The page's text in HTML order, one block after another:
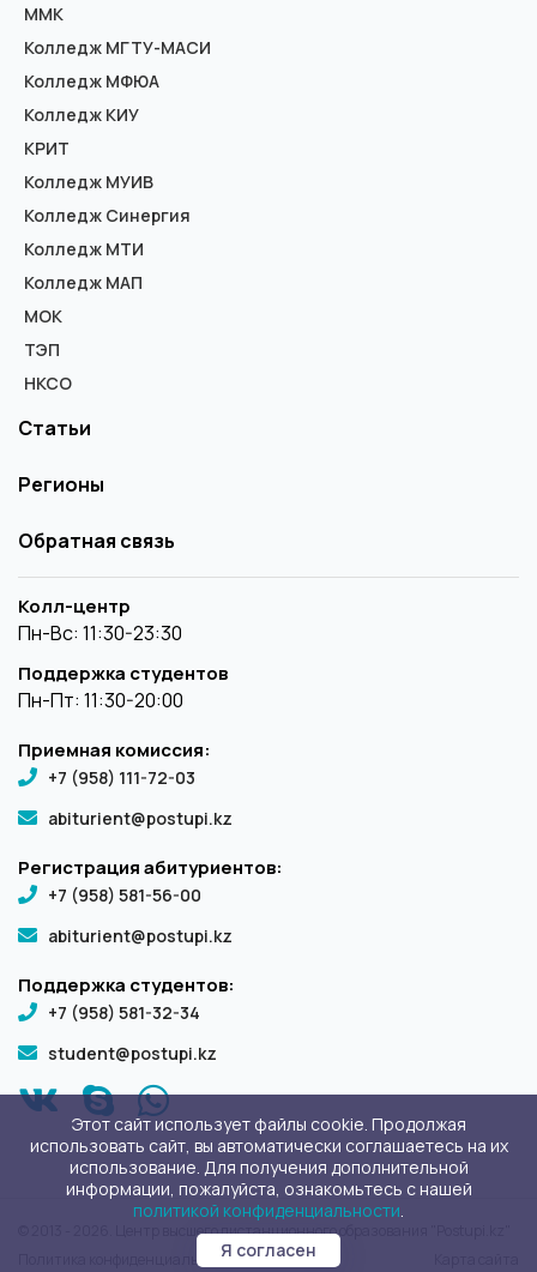
ММК
Колледж МГТУ-МАСИ
Колледж МФЮА
Колледж КИУ
КРИТ
Колледж МУИВ
Колледж Синергия
Колледж МТИ
Колледж МАП
МОК
ТЭП
НКСО
Статьи
Регионы
Обратная связь
Колл-центр
Пн-Вс: 11:30-23:30
Поддержка студентов
Пн-Пт: 11:30-20:00
Приемная комиссия:
+7 (958) 111-72-03
abiturient@postupi.kz
Регистрация абитуриентов:
+7 (958) 581-56-00
abiturient@postupi.kz
Поддержка студентов:
+7 (958) 581-32-34
student@postupi.kz
© 2013 - 2026. Центр высшего дистанционного образования "Postupi.kz"
Политика конфиденциальности
Этот сайт использует файлы cookie. Продолжая
использовать сайт, вы автоматически соглашаетесь на их
использование. Для получения дополнительной
информации, пожалуйста, ознакомьтесь с нашей
политикой конфиденциальности.
Я согласен